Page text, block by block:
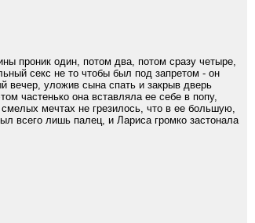
проник один, потом два, потом сразу четыре,
секс не то чтобы был под запретом - он
вечер, уложив сына спать и закрыв дверь
частенько она вставляла ее себе в попу,
мечтах не грезилось, что в ее большую,
всего лишь палец, и Лариса громко застонала